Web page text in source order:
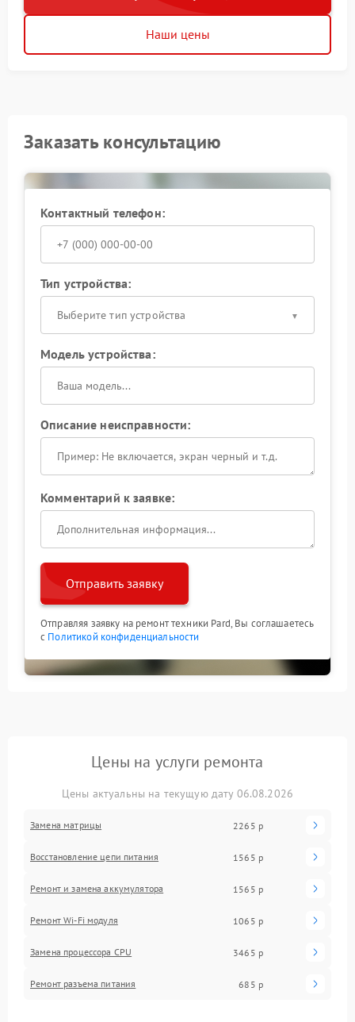
Наши цены
Заказать консультацию
Контактный телефон:
Тип устройства:
Выберите тип устройства
Модель устройства:
Описание неисправности:
Комментарий к заявке:
Отправить заявку
Отправляя заявку на ремонт техники Pard, Вы соглашаетесь
с Политикой конфиденциальности
Цены на услуги ремонта
Цены актуальны на текущую дату 06.08.2026
Замена матрицы 2265 р
Восстановление цепи питания 1565 р
Ремонт и замена аккумулятора 1565 р
Ремонт Wi-Fi модуля 1065 р
Замена процессора CPU 3465 р
Ремонт разъема питания 685 р